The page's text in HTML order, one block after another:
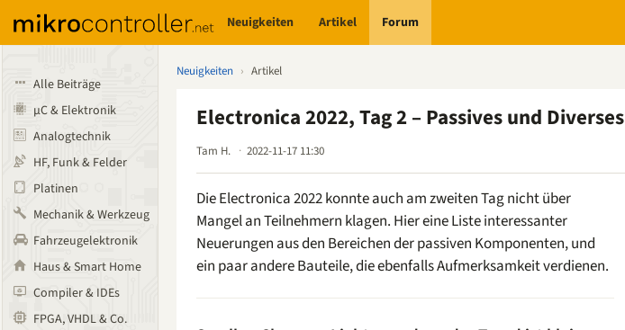
Neuigkeiten Artikel Forum
Alle Beiträge
µC & Elektronik
Analogtechnik
HF, Funk & Felder
Platinen
Mechanik & Werkzeug
Fahrzeugelektronik
Haus & Smart Home
Compiler & IDEs
FPGA, VHDL & Co.
Neuigkeiten › Artikel
Electronica 2022, Tag 2 – Passives und Diverses
Tam H. 2022-11-17 11:30
Die Electronica 2022 konnte auch am zweiten Tag nicht über
Mangel an Teilnehmern klagen. Hier eine Liste interessanter
Neuerungen aus den Bereichen der passiven Komponenten, und
ein paar andere Bauteile, die ebenfalls Aufmerksamkeit verdienen.